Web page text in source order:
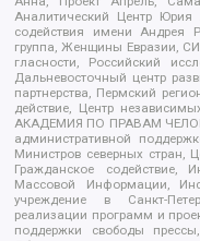
Аналитический Центр Юрия
содействия имени Андрея
группа, Женщины Евразии,
гласности, Российский
Дальневосточный центр
партнерства, Пермский
действие, Центр
АКАДЕМИЯ ПО ПРАВАМ
административной
Министров северных стран,
Гражданское содействие,
Массовой Информации,
учреждение в Санкт-
реализации программ и
поддержки свободы